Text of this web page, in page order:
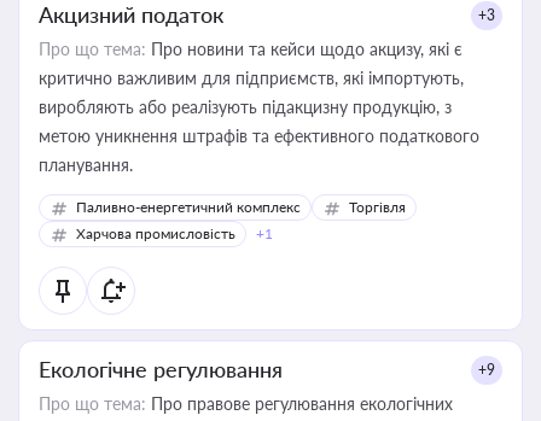
Акцизний податок +3
Про що тема: Про новини та кейси щодо акцизу, які є
критично важливим для підприємств, які імпортують,
виробляють або реалізують підакцизну продукцію, з
метою уникнення штрафів та ефективного податкового
планування.
Паливно-енергетичний комплекс
Торгівля
Харчова промисловість
+1
Екологічне регулювання +9
Про що тема: Про правове регулювання екологічних